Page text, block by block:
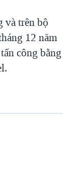
và trên bộ
12 năm
công bằng